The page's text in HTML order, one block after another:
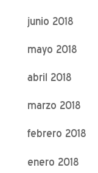
junio 2018
mayo 2018
abril 2018
marzo 2018
febrero 2018
enero 2018